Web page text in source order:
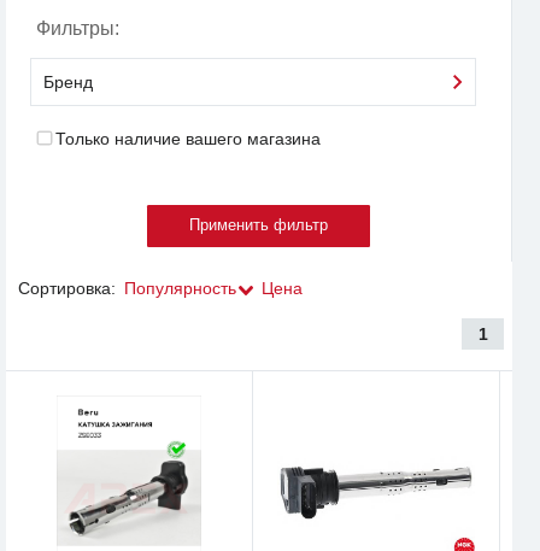
Фильтры:
Бренд
Только наличие вашего магазина
Сортировка: Популярность Цена
1